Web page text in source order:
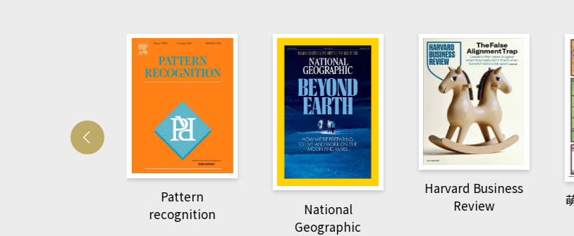
National
Geographic
Harvard Business
Review
萌動力一頁漫畫學生